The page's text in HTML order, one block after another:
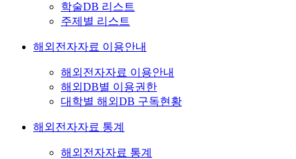
학술DB 리스트
주제별 리스트
해외전자자료 이용안내
해외전자자료 이용안내
해외DB별 이용권한
대학별 해외DB 구독현황
해외전자자료 통계
해외전자자료 통계